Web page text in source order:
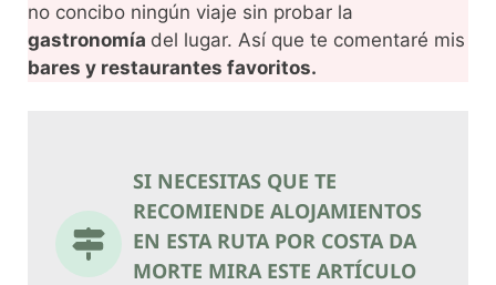
no concibo ningún viaje sin probar la
gastronomía del lugar. Así que te comentaré mis
bares y restaurantes favoritos.
SI NECESITAS QUE TE
RECOMIENDE ALOJAMIENTOS
EN ESTA RUTA POR COSTA DA
MORTE MIRA ESTE ARTÍCULO